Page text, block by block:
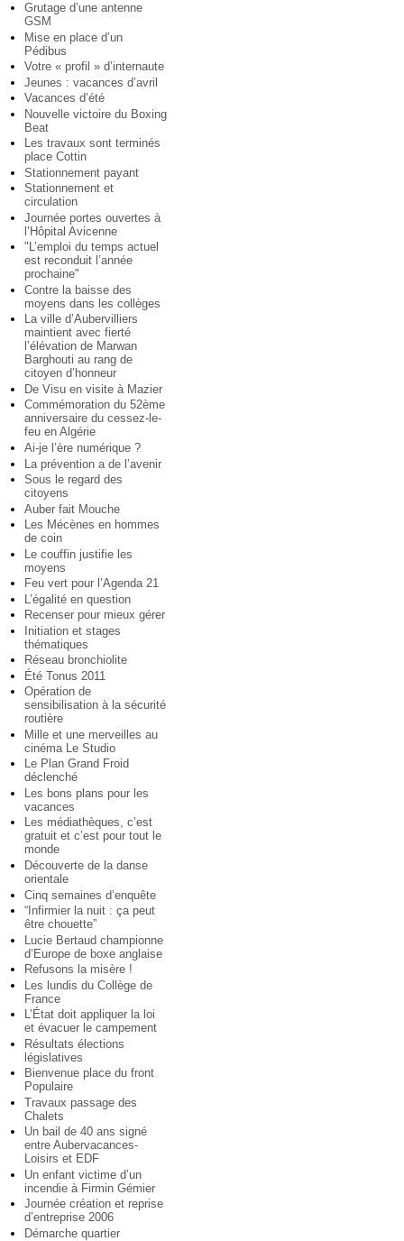
Grutage d’une antenne
GSM
Mise en place d’un
Pédibus
Votre « profil » d’internaute
Jeunes : vacances d’avril
Vacances d’été
Nouvelle victoire du Boxing
Beat
Les travaux sont terminés
place Cottin
Stationnement payant
Stationnement et
circulation
Journée portes ouvertes à
l’Hôpital Avicenne
"L’emploi du temps actuel
est reconduit l’année
prochaine"
Contre la baisse des
moyens dans les collèges
La ville d’Aubervilliers
maintient avec fierté
l’élévation de Marwan
Barghouti au rang de
citoyen d’honneur
De Visu en visite à Mazier
Commémoration du 52ème
anniversaire du cessez-le-
feu en Algérie
Ai-je l’ère numérique ?
La prévention a de l’avenir
Sous le regard des
citoyens
Auber fait Mouche
Les Mécènes en hommes
de coin
Le couffin justifie les
moyens
Feu vert pour l’Agenda 21
L’égalité en question
Recenser pour mieux gérer
Initiation et stages
thématiques
Réseau bronchiolite
Été Tonus 2011
Opération de
sensibilisation à la sécurité
routière
Mille et une merveilles au
cinéma Le Studio
Le Plan Grand Froid
déclenché
Les bons plans pour les
vacances
Les médiathèques, c’est
gratuit et c’est pour tout le
monde
Découverte de la danse
orientale
Cinq semaines d’enquête
“Infirmier la nuit : ça peut
être chouette”
Lucie Bertaud championne
d’Europe de boxe anglaise
Refusons la misère !
Les lundis du Collège de
France
L’État doit appliquer la loi
et évacuer le campement
Résultats élections
législatives
Bienvenue place du front
Populaire
Travaux passage des
Chalets
Un bail de 40 ans signé
entre Aubervacances-
Loisirs et EDF
Un enfant victime d’un
incendie à Firmin Gémier
Journée création et reprise
d’entreprise 2006
Démarche quartier